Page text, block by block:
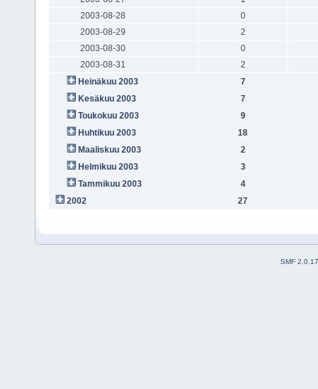
2003-08-28
0
2003-08-29
2
2003-08-30
0
2003-08-31
2
Heinäkuu 2003
7
Kesäkuu 2003
7
Toukokuu 2003
9
Huhtikuu 2003
18
Maaliskuu 2003
2
Helmikuu 2003
3
Tammikuu 2003
4
2002
27
SMF 2.0.17